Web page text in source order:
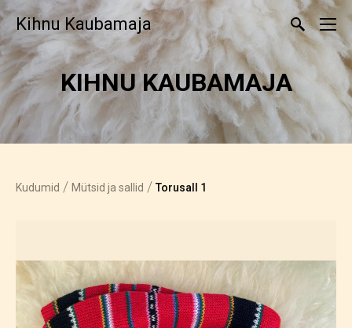
Kihnu Kaubamaja
KIHNU KAUBA­MAJA
Kudumid / Mütsid ja sallid / Torusall 1